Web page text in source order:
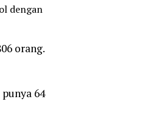
dengan
orang.
64